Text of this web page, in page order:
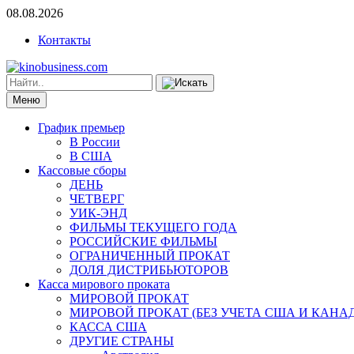
08.08.2026
Контакты
Меню
График премьер
В России
В США
Кассовые сборы
ДЕНЬ
ЧЕТВЕРГ
УИК-ЭНД
ФИЛЬМЫ ТЕКУЩЕГО ГОДА
РОССИЙСКИЕ ФИЛЬМЫ
ОГРАНИЧЕННЫЙ ПРОКАТ
ДОЛЯ ДИСТРИБЬЮТОРОВ
Касса мирового проката
МИРОВОЙ ПРОКАТ
МИРОВОЙ ПРОКАТ (БЕЗ УЧЕТА США И
КАССА США
ДРУГИЕ СТРАНЫ